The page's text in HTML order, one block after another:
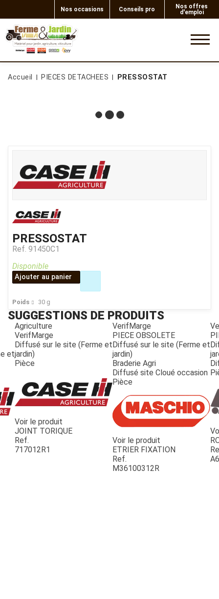
Nos occasions Conseils pro
Nos offres
d'emploi
JOUET
ESPACES VERTS
Accueil PIECES DETACHEES PRESSOSTAT
PRESSOSTAT
Ref. 91450C1
Poids 30 g
Disponible
Ajouter au panier
SUGGESTIONS DE PRODUITS
et
Agriculture
VerifMarge
Diffusé sur le site (Ferme et
jardin)
Pièce
Voir le produit
JOINT TORIQUE
Ref.
717012R1
VerifMarge
PIECE OBSOLETE
Diffusé sur le site (Ferme et
jardin)
Braderie Agri
Diffusé site Cloué occasion
Pièce
Voir le produit
ETRIER FIXATION
Ref.
M36100312R